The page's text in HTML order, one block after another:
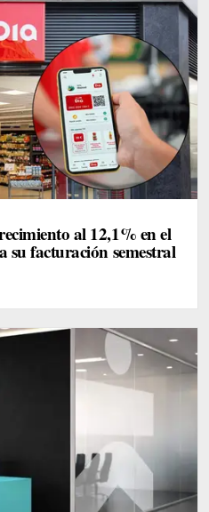
al 12,1% en el
su facturación semestral